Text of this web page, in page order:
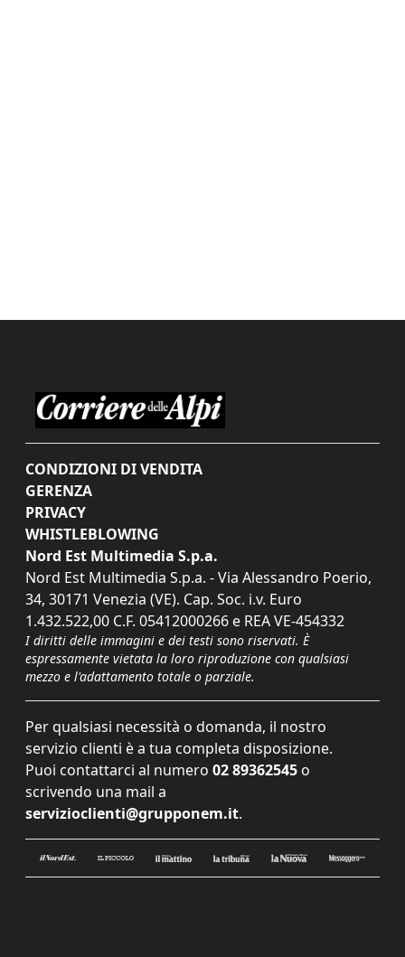
CONDIZIONI DI VENDITA
GERENZA
PRIVACY
WHISTLEBLOWING
Nord Est Multimedia S.p.a.
Nord Est Multimedia S.p.a. - Via Alessandro Poerio,
34, 30171 Venezia (VE). Cap. Soc. i.v. Euro
1.432.522,00 C.F. 05412000266 e REA VE-454332
I diritti delle immagini e dei testi sono riservati. È
espressamente vietata la loro riproduzione con qualsiasi
mezzo e l'adattamento totale o parziale.
Per qualsiasi necessità o domanda, il nostro
servizio clienti è a tua completa disposizione.
Puoi contattarci al numero 02 89362545 o
scrivendo una mail a
servizioclienti@grupponem.it.